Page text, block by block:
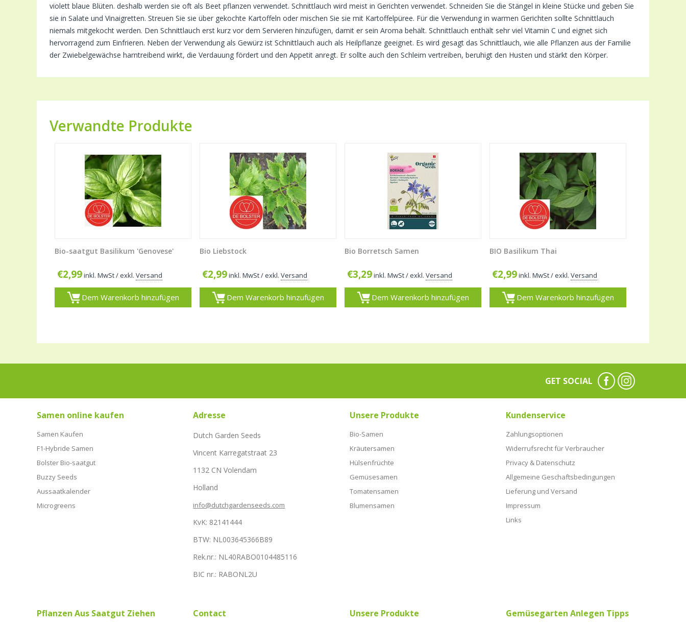
violett blaue Blüten. deshalb werden sie oft als Beet pflanzen verwendet. Schnittlauch wird meist in Gerichten verwendet. Schneiden Sie die Stängel in kleine Stücke und geben Sie
sie in Salate und Vinaigretten. Streuen Sie sie über gekochte Kartoffeln oder mischen Sie sie mit Kartoffelpüree. Für die Verwendung in warmen Gerichten sollte Schnittlauch
niemals mitgekocht werden. Den Schnittlauch erst kurz vor dem Servieren hinzufügen, damit er sein Aroma behält. Schnittlauch enthält sehr viel Vitamin C und eignet sich
hervorragend zum Einfrieren. Neben der Verwendung als Gewürz ist Schnittlauch auch als Heilpflanze geeignet. Es wird gesagt das Schnittlauch, wie alle Pflanzen aus der Familie
der Zwiebelgewächse harntreibend wirkt, die Verdauung fördert und den Appetit anregt. Er sollte auch den Schleim vertreiben, beruhigt den Husten und stärkt den Körper.
Verwandte Produkte
Bio-saatgut Basilikum 'Genovese'
€2,99inkl. MwSt/ exkl. Versand
Dem Warenkorb hinzufügen
Bio Liebstock
€2,99inkl. MwSt/ exkl. Versand
Dem Warenkorb hinzufügen
Bio Borretsch Samen
€3,29inkl. MwSt/ exkl. Versand
Dem Warenkorb hinzufügen
BIO Basilikum Thai
€2,99inkl. MwSt/ exkl. Versand
Dem Warenkorb hinzufügen
GET SOCIAL
Samen online kaufen
Samen Kaufen
F1-Hybride Samen
Bolster Bio-saatgut
Buzzy Seeds
Aussaatkalender
Microgreens
Adresse
Dutch Garden Seeds
Vincent Karregatstraat 23
1132 CN Volendam
Holland
info@dutchgardenseeds.com
KvK: 82141444
BTW: NL003645366B89
Rek.nr.: NL40RABO0104485116
BIC nr.: RABONL2U
Unsere Produkte
Bio-Samen
Kräutersamen
Hülsenfrüchte
Gemüsesamen
Tomatensamen
Blumensamen
Kundenservice
Zahlungsoptionen
Widerrufsrecht für Verbraucher
Privacy & Datenschutz
Allgemeine Geschaftsbedingungen
Lieferung und Versand
Impressum
Links
Pflanzen Aus Saatgut Ziehen Contact Unsere Produkte Gemüsegarten Anlegen Tipps